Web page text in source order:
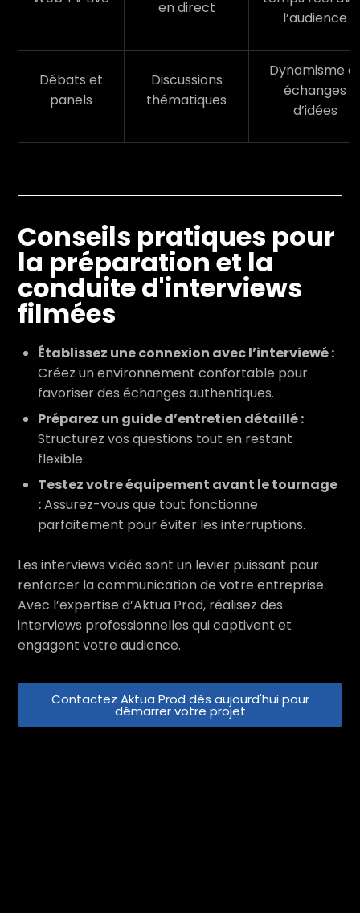
en direct
l’audience
Débats et
panels
Discussions
thématiques
Dynamisme
échanges
d’idées
Conseils pratiques pour
la préparation et la
conduite d'interviews
filmées
Établissez une connexion avec l’interviewé :
Créez un environnement confortable pour
favoriser des échanges authentiques.
Préparez un guide d’entretien détaillé :
Structurez vos questions tout en restant
flexible.
Testez votre équipement avant le tournage
:Assurez-vous que tout fonctionne
parfaitement pour éviter les interruptions.
Les interviews vidéo sont un levier puissant pour
renforcer la communication de votre entreprise.
Avec l’expertise d’Aktua Prod, réalisez des
interviews professionnelles qui captivent et
engagent votre audience.
Contactez Aktua Prod dès aujourd'hui pour
démarrer votre projet